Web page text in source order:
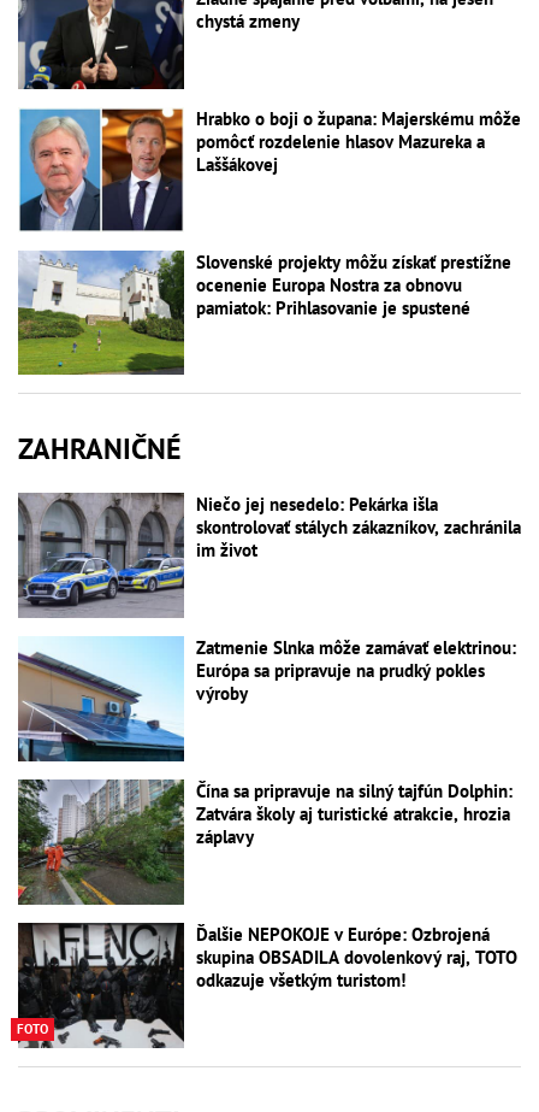
chystá zmeny
Hrabko o boji o župana: Majerskému môže
pomôcť rozdelenie hlasov Mazureka a
Laššákovej
Slovenské projekty môžu získať prestížne
ocenenie Europa Nostra za obnovu
pamiatok: Prihlasovanie je spustené
ZAHRANIČNÉ
Niečo jej nesedelo: Pekárka išla
skontrolovať stálych zákazníkov, zachránila
im život
Zatmenie Slnka môže zamávať elektrinou:
Európa sa pripravuje na prudký pokles
výroby
Čína sa pripravuje na silný tajfún Dolphin:
Zatvára školy aj turistické atrakcie, hrozia
záplavy
FOTO
Ďalšie NEPOKOJE v Európe: Ozbrojená
skupina OBSADILA dovolenkový raj, TOTO
odkazuje všetkým turistom!